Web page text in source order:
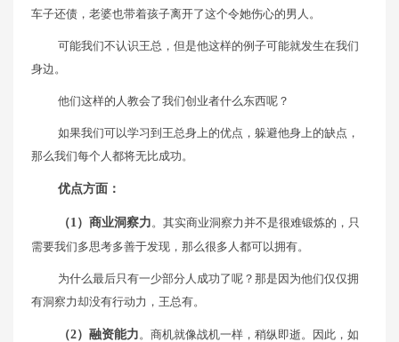
车子还债，老婆也带着孩子离开了这个令她伤心的男人。
可能我们不认识王总，但是他这样的例子可能就发生在我们
身边。
他们这样的人教会了我们创业者什么东西呢？
如果我们可以学习到王总身上的优点，躲避他身上的缺点，
那么我们每个人都将无比成功。
优点方面：
（1）商业洞察力。其实商业洞察力并不是很难锻炼的，只
需要我们多思考多善于发现，那么很多人都可以拥有。
为什么最后只有一少部分人成功了呢？那是因为他们仅仅拥
有洞察力却没有行动力，王总有。
（2）融资能力。商机就像战机一样，稍纵即逝。因此，如